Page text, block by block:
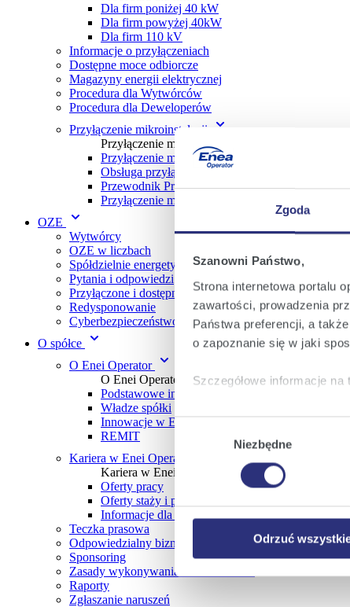
Zgoda
Szanowni Państwo,
Strona internetowa portalu
zawartości, prowadzenia
Państwa preferencji, a
o zapoznanie się w jaki
Szczegółowe informacje
KlikającAkceptuję
których korzystamy, na
Zmień
urządzeniu.
Wybór
Niezbędne
Odrzuć
Dla firm poniżej 40 kW
Dla firm powyżej 40kW
Dla firm 110 kV
Informacje o przyłączeniach
Dostępne moce odbiorcze
Magazyny energii elektrycznej
Procedura dla Wytwórc ów
Procedura dla Deweloperów
Przyłączenie mikroinstalacji
Przyłączenie mikroinstalacji
Przyłączenie mikroinstalacji w trybie zgłoszenia
Obsługa przyłączania mikroinstalacji
Przewodnik Prosumenta w gospodarstwie
Przyłączenie mikroinstalacji w trybie z
OZE
Wytwórcy
OZE w liczbach
Spółdzielnie energetyczne
Pytania i odpowiedzi
Przyłączone i dostępne moce OZE
Redysponowanie
Cyberbezpieczeństwo
O spółce
O Enei Operator
O Enei Operator
Podstawowe informacje
Władze spółki
Innowacje w Enei Operator
REMIT
Kariera w Enei Operator
Kariera w Enei Operator
Oferty pracy
Oferty staży i praktyk
Informacje dla uczniów i studentów
Teczka prasowa
Odpowiedzialny biznes
Sponsoring
Zasady wykonywania lotów dronami
Raporty
Zgłaszanie naruszeń